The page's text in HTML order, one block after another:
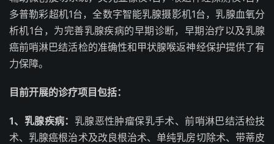
多普勒彩超机1台，全数字智能乳腺摄影机1台，乳腺血氧分
析机1台，为完善乳腺疾病的早期诊断，早期治疗以及乳腺
癌前哨淋巴结活检的准确性和甲状腺喉返神经保护提供了有
力保障。
目前开展的诊疗项目包括：
1、乳腺疾病： 乳腺恶性肿瘤保乳手术、前哨淋巴结活检技
术、乳腺癌根治术及改良根治术、单纯乳房切除术、带蒂皮